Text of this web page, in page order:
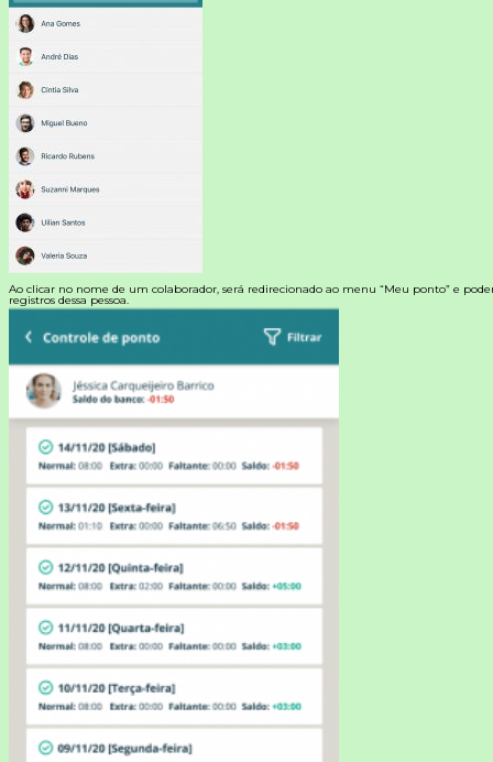
Ao clicar no nome de um colaborador, será redirecionado ao menu “Meu ponto” e
registros dessa pessoa.